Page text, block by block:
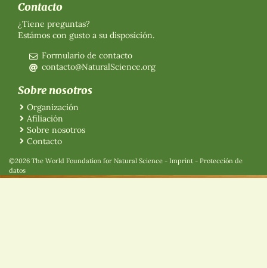
Contacto
¿Tiene preguntas?
Estámos con gusto a su disposición.
Formulario de contacto
contacto@NaturalScience.org
Sobre nosotros
Organización
Afiliación
Sobre nosotros
Contacto
©2026 The World Foundation for Natural Science - Imprint - Protección de
datos